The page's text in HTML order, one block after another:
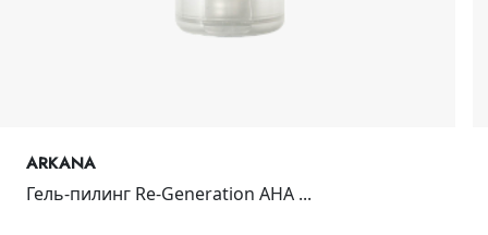
ARKANA
Гель-пилинг Re-Generation AHA ...